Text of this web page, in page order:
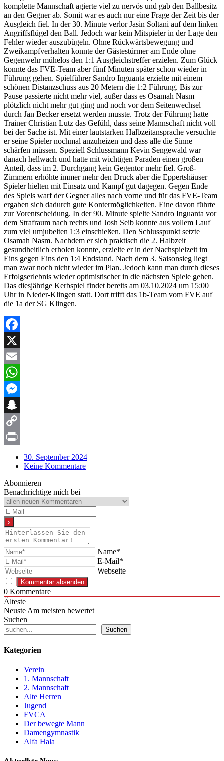
komplette Mannschaft agierte viel zu nervös und gab den Ballbesitz
an den Gegner ab. Somit war es auch nur eine Frage der Zeit bis der
Ausgleich fiel. In der 30. Minute verlor Jasin Soltani auf dem linken
Angriffsflügel den Ball. Jedoch war kein Mitspieler in der Lage den
Fehler wieder auszubügeln. Ohne Rückwärtsbewegung und
Zweikampfverhalten konnte der Gästestürmer am Ende ohne
Gegenwehr mühelos den 1:1 Ausgleichstreffer erzielen. Zum Glück
konnte das FVE-Team aber fünf Minuten später schon wieder in
Führung gehen. Spielführer Sandro Inguanta erzielte mit einem
schönen Distanzschuss aus 20 Metern die 1:2 Führung. Bis zur
Pause passierte nicht mehr viel, außer dass es Osamah Nasm
plötzlich nicht mehr gut ging und noch vor dem Seitenwechsel
durch Jan Becker ersetzt werden musste. Trotz der Führung hatte
Trainer Christian Lutz das Gefühl, dass seine Mannschaft nicht voll
bei der Sache ist. Mit einer lautstarken Halbzeitansprache versuchte
er seine Spieler nochmal anzuheizen und dass alle die Sinne
schärfen müssen. Speziell Schlussmann Kevin Sengewald war
danach hellwach und hatte mit wichtigen Paraden einen großen
Anteil, dass im 2. Durchgang kein Gegentor mehr fiel. Groß-
Zimmern erhöhte immer mehr den Druck aber die Eppertshäuser
Spieler hielten mit Einsatz und Kampf gut dagegen. Gegen Ende
des Spiels warf der Gegner alles nach vorne und für das FVE-Team
ergaben sich dadurch gute Kontermöglichkeiten. Eine davon führte
zur Vorentscheidung. In der 90. Minute spielte Sandro Inguanta vor
dem Strafraum nach rechts und Josh Seib konnte aus vollem Lauf
zum viel umjubelten 1:3 einschießen. Den Schlusspunkt setzte
Osamah Nasm. Nachdem er sich praktisch die 2. Halbzeit
gesundheitlich erholen konnte, erzielte er in der Nachspielzeit im
Eins gegen Eins den 1:4 Endstand. Nach dem 3. Saisonsieg liegt
man zwar noch nicht wieder im Plan. Jedoch kann man durch dieses
Erfolgserlebnis wieder optimistischer in die nächsten Spiele gehen.
Das diesjährige Kerbspiel findet bereits am 03.10.2024 um 15:00
Uhr in Nieder-Klingen statt. Dort trifft das 1b-Team vom FVE auf
die 1a der SG Klingen.
Facebook
X
Email
WhatsApp
Messenger
Snapchat
Copy
30. September 2024
Keine Kommentare
Abonnieren
Benachrichtige mich bei
Name*
E-Mail*
Webseite
0 Kommentare
Älteste
NeusteAm meisten bewertet
Suchen
Suchen
Kategorien
Verein
1. Mannschaft
2. Mannschaft
Alte Herren
Jugend
FVCA
Der bewegte Mann
Damengymnastik
Alfa Hala